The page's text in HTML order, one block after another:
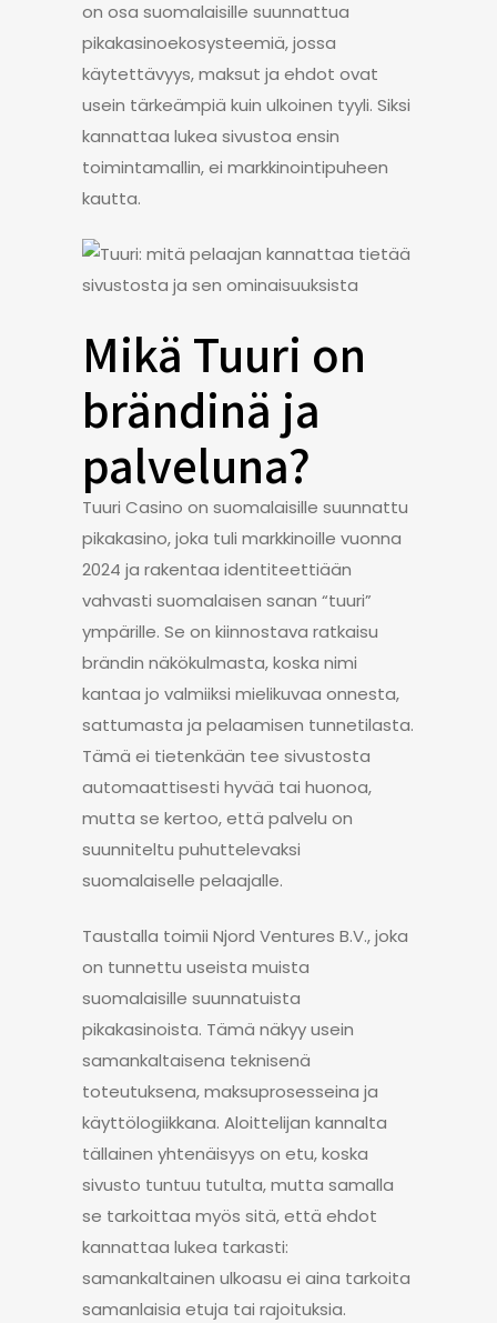
on osa suomalaisille suunnattua
pikakasinoekosysteemiä, jossa
käytettävyys, maksut ja ehdot ovat
usein tärkeämpiä kuin ulkoinen tyyli. Siksi
kannattaa lukea sivustoa ensin
toimintamallin, ei markkinointipuheen
kautta.
Mikä Tuuri on
brändinä ja
palveluna?
Tuuri Casino on suomalaisille suunnattu
pikakasino, joka tuli markkinoille vuonna
2024 ja rakentaa identiteettiään
vahvasti suomalaisen sanan “tuuri”
ympärille. Se on kiinnostava ratkaisu
brändin näkökulmasta, koska nimi
kantaa jo valmiiksi mielikuvaa onnesta,
sattumasta ja pelaamisen tunnetilasta.
Tämä ei tietenkään tee sivustosta
automaattisesti hyvää tai huonoa,
mutta se kertoo, että palvelu on
suunniteltu puhuttelevaksi
suomalaiselle pelaajalle.
Taustalla toimii Njord Ventures B.V., joka
on tunnettu useista muista
suomalaisille suunnatuista
pikakasinoista. Tämä näkyy usein
samankaltaisena teknisenä
toteutuksena, maksuprosesseina ja
käyttölogiikkana. Aloittelijan kannalta
tällainen yhtenäisyys on etu, koska
sivusto tuntuu tutulta, mutta samalla
se tarkoittaa myös sitä, että ehdot
kannattaa lukea tarkasti:
samankaltainen ulkoasu ei aina tarkoita
samanlaisia etuja tai rajoituksia.